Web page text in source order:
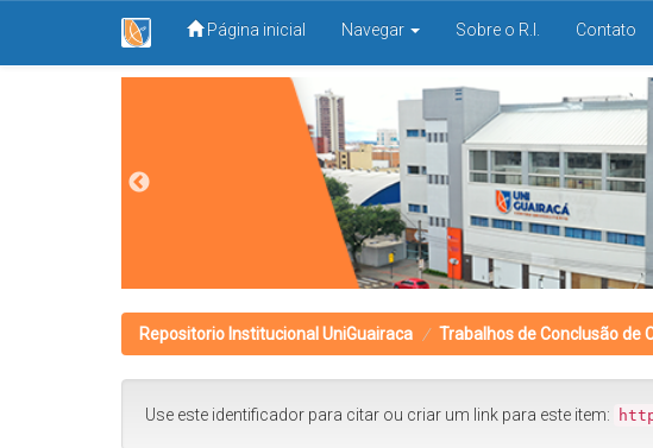
Página inicial Navegar Sobre o R.I. Contato
Repositorio Institucional UniGuairaca Trabalhos de Conclusão de
Use este identificador para citar ou criar um link para este item: